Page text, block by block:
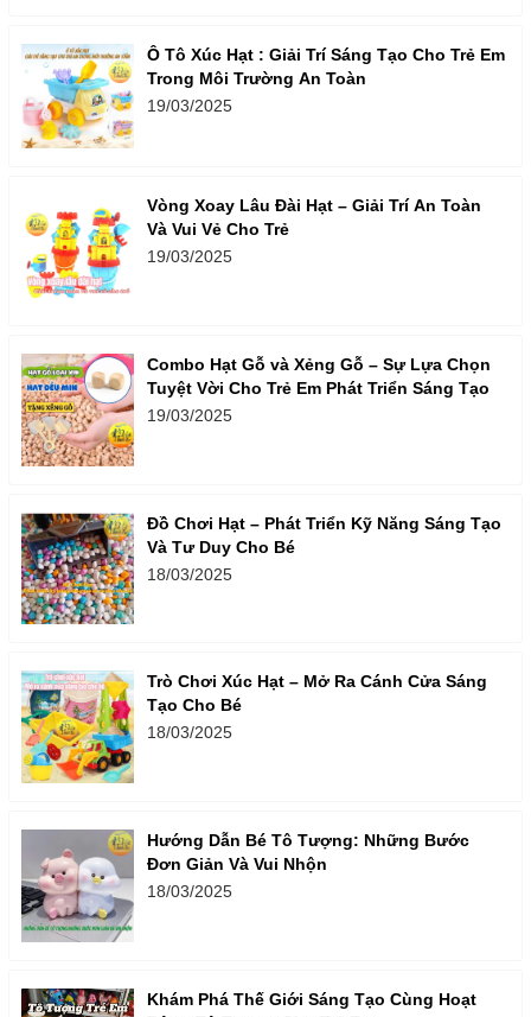
Ô Tô Xúc Hạt : Giải Trí Sáng Tạo Cho Trẻ Em
Trong Môi Trường An Toàn
19/03/2025
Vòng Xoay Lâu Đài Hạt – Giải Trí An Toàn
Và Vui Vẻ Cho Trẻ
19/03/2025
Combo Hạt Gỗ và Xẻng Gỗ – Sự Lựa Chọn
Tuyệt Vời Cho Trẻ Em Phát Triển Sáng Tạo
19/03/2025
Đồ Chơi Hạt – Phát Triển Kỹ Năng Sáng Tạo
Và Tư Duy Cho Bé
18/03/2025
Trò Chơi Xúc Hạt – Mở Ra Cánh Cửa Sáng
Tạo Cho Bé
18/03/2025
Hướng Dẫn Bé Tô Tượng: Những Bước
Đơn Giản Và Vui Nhộn
18/03/2025
Khám Phá Thế Giới Sáng Tạo Cùng Hoạt